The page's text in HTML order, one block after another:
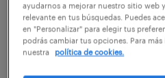
intrínsecamente
económica, está
—en relación a
ayudarnos a mejorar nuestro sitio web
relevante en tus búsquedas. Puedes
en "Personalizar" para elegir tus
podrás cambiar tus opciones. Para
nuestra
política de cookies.